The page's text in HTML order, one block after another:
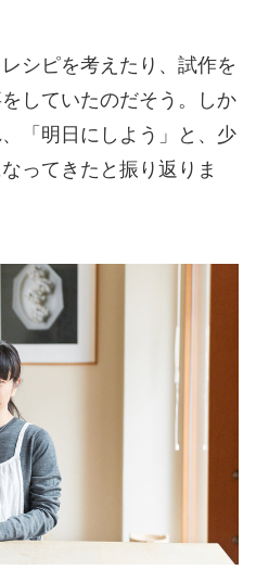
シピを考えたり、試作を
していたのだそう。しか
「明日にしよう」と、少
ってきたと振り返りま